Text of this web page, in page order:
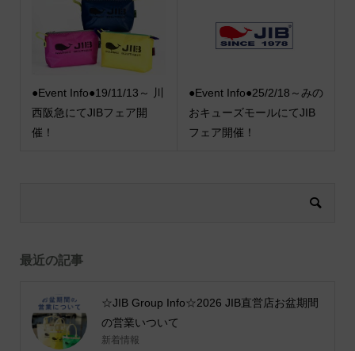
●Event Info●19/11/13～ 川
西阪急にてJIBフェア開
催！
●Event Info●25/2/18～みの
おキューズモールにてJIB
フェア開催！
最近の記事
☆JIB Group Info☆2026 JIB直営店お盆期間
の営業いついて
新着情報